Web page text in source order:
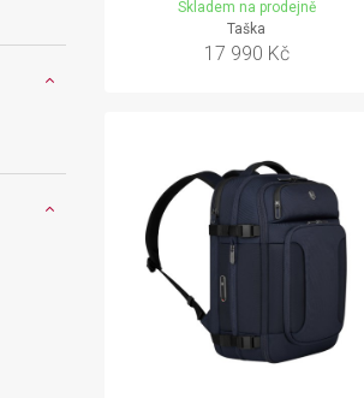
Skladem na prodejně
Taška
17 990 Kč